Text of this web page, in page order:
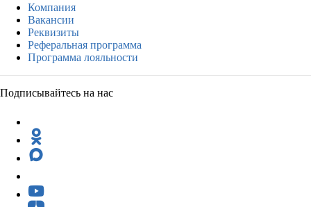
Компания
Вакансии
Реквизиты
Реферальная программа
Программа лояльности
Подписывайтесь на нас